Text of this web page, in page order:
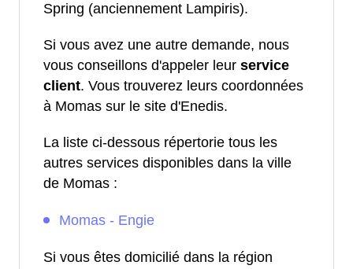
Spring (anciennement Lampiris).
Si vous avez une autre demande, nous
vous conseillons d'appeler leur service
client. Vous trouverez leurs coordonnées
à Momas sur le site d'Enedis.
La liste ci-dessous répertorie tous les
autres services disponibles dans la ville
de Momas :
Momas - Engie
Si vous êtes domicilié dans la région